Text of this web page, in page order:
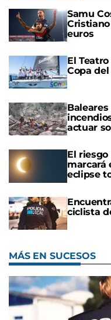
Samu
euros
El
Copa del
actuar
El
marcará
eclipse
ciclista
MÁS EN SUCESOS